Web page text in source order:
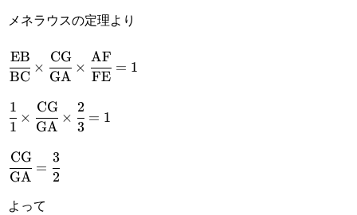
メネラウスの定理より
\cfrac{\text{EB}}
{\text{BC}}\times\cfrac{\text{CG}}
{\text{GA}}\times\cfrac{\text{AF}}
BC
EB
×
GA
CG
×
FE
AF
= 1
\cfrac{1}
{1}\times\cfrac{\text{CG}}
{\text{GA}}\times\cfrac{2}
1
1
×
GA
CG
×
3
2
= 1
\cfrac{\text{CG}}
{\text{GA}}=\cfrac{3}
GA
CG
=
2
3
よって